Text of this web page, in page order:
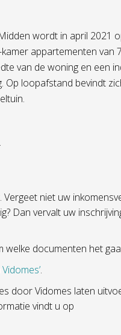
wordt in april 2021
appartementen van
van de woning en een
Op loopafstand bevindt
niet uw
Dan vervalt uw
documenten het
.
door Vidomes laten
vindt u op